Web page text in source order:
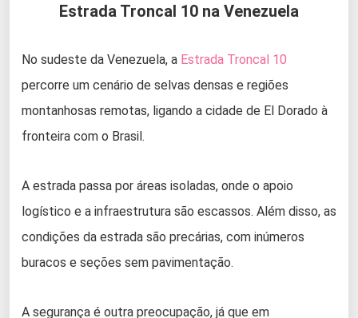
Estrada Troncal 10 na Venezuela
No sudeste da Venezuela, a Estrada Troncal 10
percorre um cenário de selvas densas e regiões
montanhosas remotas, ligando a cidade de El Dorado à
fronteira com o Brasil.
A estrada passa por áreas isoladas, onde o apoio
logístico e a infraestrutura são escassos. Além disso, as
condições da estrada são precárias, com inúmeros
buracos e seções sem pavimentação.
A segurança é outra preocupação, já que em